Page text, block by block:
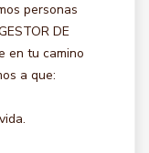
personas
DE
en tu camino
a que: